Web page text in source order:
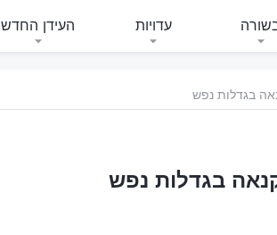
עדויות העידן החדש